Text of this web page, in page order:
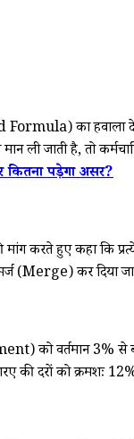
का हवाला
ली जाती है, तो
कितना पड़ेगा असर?
मांग करते हुए कहा
कर दिया
को वर्तमान 3%
दरों को क्रमशः